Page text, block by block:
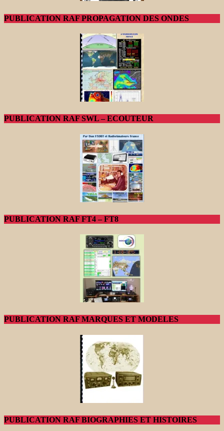
PUBLICATION RAF PROPAGATION DES ONDES
PUBLICATION RAF SWL – ECOUTEUR
PUBLICATION RAF FT4 – FT8
PUBLICATION RAF MARQUES ET MODELES
PUBLICATION RAF BIOGRAPHIES ET HISTOIRES